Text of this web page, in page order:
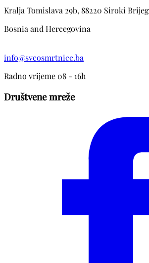
Kralja Tomislava 29b, 88220 Siroki Brijeg
Bosnia and Hercegovina
info@sveosmrtnice.ba
Radno vrijeme 08 - 16h
Društvene mreže